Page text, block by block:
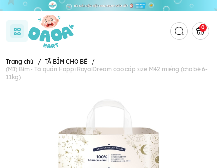
0
Trang chủ / TÃ BỈM CHO BÉ
/
(M1) Bỉm - Tã quần Hoppi RoyalDream cao cấp size M42 miếng (cho bé 6-
11kg)